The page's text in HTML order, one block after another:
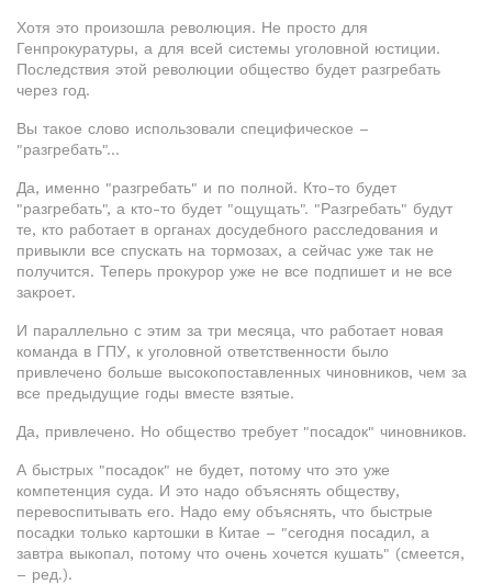
Хотя это произошла революция. Не просто для
Генпрокуратуры, а для всей системы уголовной юстиции.
Последствия этой революции общество будет разгребать
через год.
Вы такое слово использовали специфическое –
"разгребать"...
Да, именно "разгребать" и по полной. Кто-то будет
"разгребать", а кто-то будет "ощущать". "Разгребать" будут
те, кто работает в органах досудебного расследования и
привыкли все спускать на тормозах, а сейчас уже так не
получится. Теперь прокурор уже не все подпишет и не все
закроет.
И параллельно с этим за три месяца, что работает новая
команда в ГПУ, к уголовной ответственности было
привлечено больше высокопоставленных чиновников, чем за
все предыдущие годы вместе взятые.
Да, привлечено. Но общество требует "посадок" чиновников.
А быстрых "посадок" не будет, потому что это уже
компетенция суда. И это надо объяснять обществу,
перевоспитывать его. Надо ему объяснять, что быстрые
посадки только картошки в Китае – "сегодня посадил, а
завтра выкопал, потому что очень хочется кушать" (смеется,
– ред.).